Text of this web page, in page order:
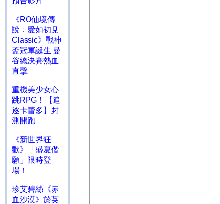
《RO仙境傳
說：愛如初見
Classic》戰神
盃冠軍誕生 曼
谷總決賽熱血
直擊
重機美少女心
跳RPG！【追
逐卡蕾多】封
測開跑
《新世界狂
歡》「盛夏偕
願」限時登
場！
珍艾碧絲《赤
血沙漠》於英